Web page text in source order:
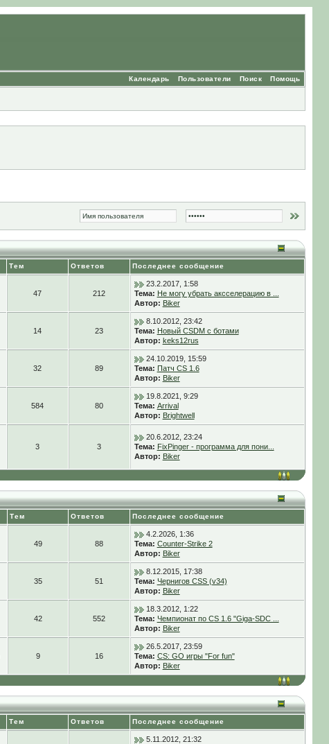
Помощь
Поиск
Пользователи
Календарь
Тем Ответов Последнее сообщение
47 212
23.2.2017, 1:58
Тема: Не могу убрать аксселерацию в ...
Автор: Biker
14 23
8.10.2012, 23:42
Тема: Новый CSDM с ботами
Автор: keks12rus
32 89
24.10.2019, 15:59
Тема: Патч CS 1.6
Автор: Biker
584 80
19.8.2021, 9:29
Тема: Arrival
Автор: Brightwell
3 3
20.6.2012, 23:24
Тема: FixPinger - программа для пони...
Автор: Biker
Тем Ответов Последнее сообщение
49 88
4.2.2026, 1:36
Тема: Counter-Strike 2
Автор: Biker
35 51
8.12.2015, 17:38
Тема: Чернигов CSS (v34)
Автор: Biker
42 552
18.3.2012, 1:22
Тема: Чемпионат по CS 1.6 "Giga-SDC ...
Автор: Biker
9 16
26.5.2017, 23:59
Тема: CS: GO игры "For fun"
Автор: Biker
Тем Ответов Последнее сообщение
5.11.2012, 21:32